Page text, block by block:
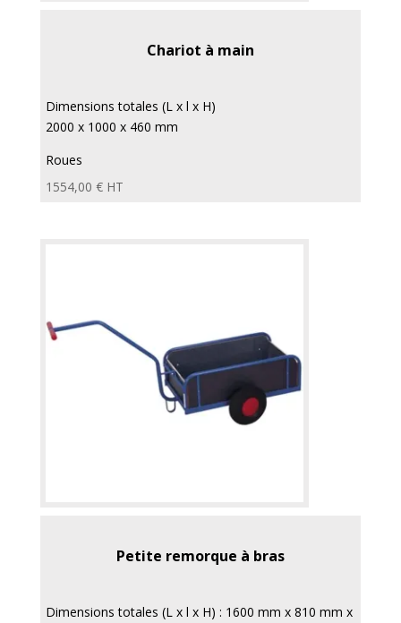
Chariot à main
Dimensions totales (L x l x H)
2000 x 1000 x 460 mm
Roues
increvables, Ø 400 mm
1554,00 € HT
Petite remorque à bras
Dimensions totales (L x l x H) : 1600 mm x 810 mm x